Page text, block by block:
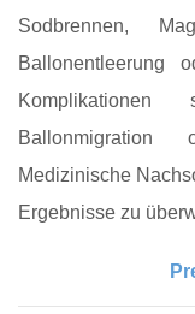
Sodbrennen,
Ballonentleerung
Ballonmigration
Medizinische
Ergebnisse zu